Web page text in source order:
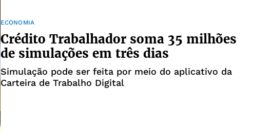
ECONOMIA
Crédito Trabalhador soma 35 milhões
de simulações em três dias
Simulação pode ser feita por meio do aplicativo da
Carteira de Trabalho Digital